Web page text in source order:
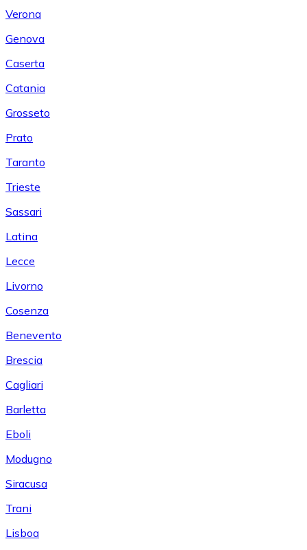
Verona
Genova
Caserta
Catania
Grosseto
Prato
Taranto
Trieste
Sassari
Latina
Lecce
Livorno
Cosenza
Benevento
Brescia
Cagliari
Barletta
Eboli
Modugno
Siracusa
Trani
Lisboa